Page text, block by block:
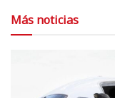
Más noticias